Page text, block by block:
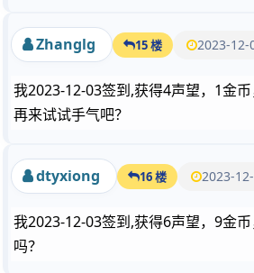
Zhanglg 15 楼 2023-12-
我2023-12-03签到,获得4声望，1金
再来试试手气吧？
dtyxiong 16 楼 2023-
我2023-12-03签到,获得6声望，9金
吗？